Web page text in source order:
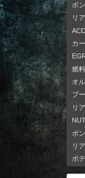
ボ
リ
カ
燃
オ
ブ
リ
ボ
リ
ボ